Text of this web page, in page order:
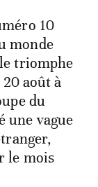
10
monde
triomphe
août à
du
une vague
le mois